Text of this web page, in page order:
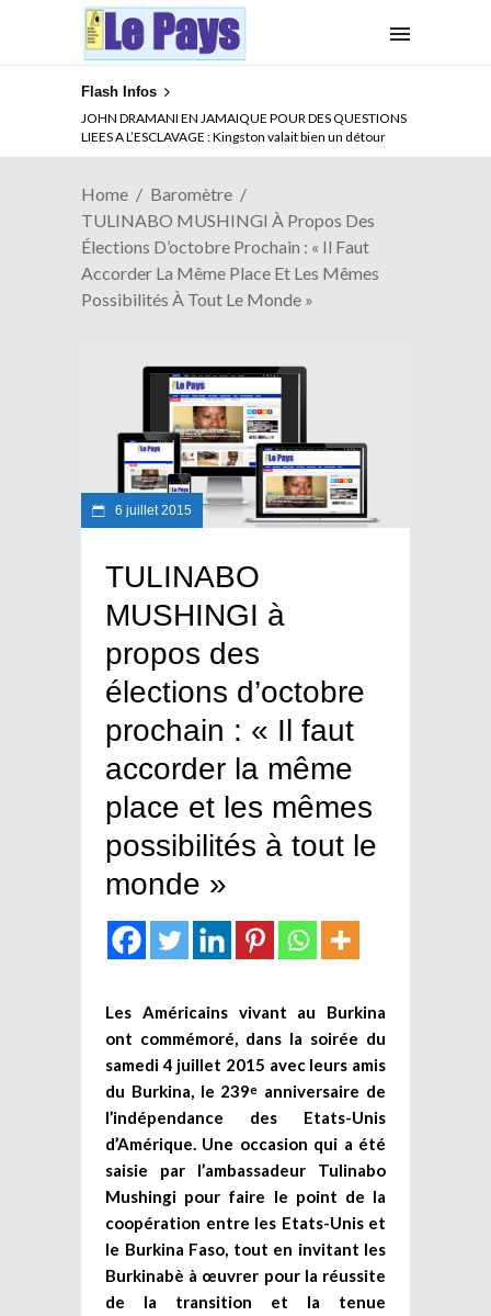
Flash Infos
ABSENCE PROLONGEE DE PAUL BIYA DU CAMEROUN :
Qui pilote le Cameroun ?
Home
Baromètre
TULINABO MUSHINGI À Propos Des
Élections D’octobre Prochain : « Il Faut
Accorder La Même Place Et Les Mêmes
Possibilités À Tout Le Monde »
6 juillet 2015
TULINABO
MUSHINGI à
propos des
élections d’octobre
prochain : « Il faut
accorder la même
place et les mêmes
possibilités à tout le
monde »
Les Américains vivant au Burkina
ont commémoré, dans la soirée du
samedi 4 juillet 2015 avec leurs amis
du Burkina, le 239e anniversaire de
l’indépendance des Etats-Unis
d’Amérique. Une occasion qui a été
saisie par l’ambassadeur Tulinabo
Mushingi pour faire le point de la
coopération entre les Etats-Unis et
le Burkina Faso, tout en invitant les
Burkinabè à œuvrer pour la réussite
de la transition et la tenue